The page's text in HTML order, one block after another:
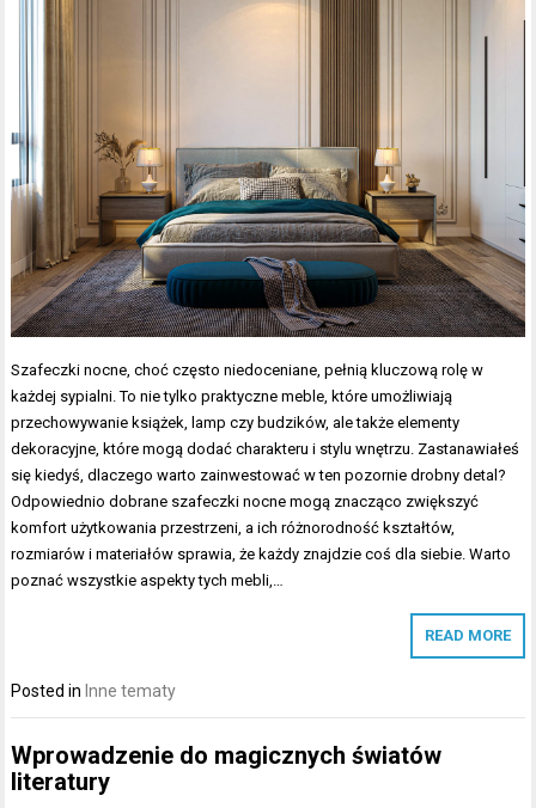
Szafeczki nocne, choć często niedoceniane, pełnią kluczową rolę w
każdej sypialni. To nie tylko praktyczne meble, które umożliwiają
przechowywanie książek, lamp czy budzików, ale także elementy
dekoracyjne, które mogą dodać charakteru i stylu wnętrzu. Zastanawiałeś
się kiedyś, dlaczego warto zainwestować w ten pozornie drobny detal?
Odpowiednio dobrane szafeczki nocne mogą znacząco zwiększyć
komfort użytkowania przestrzeni, a ich różnorodność kształtów,
rozmiarów i materiałów sprawia, że każdy znajdzie coś dla siebie. Warto
poznać wszystkie aspekty tych mebli,…
READ MORE
Posted in Inne tematy
Wprowadzenie do magicznych światów
literatury